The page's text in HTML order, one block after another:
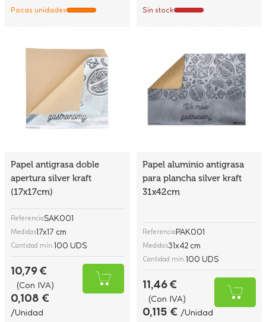
Pocas unidades Sin stock
Papel antigrasa doble
apertura silver kraft
(17x17cm)
ReferenciaSAK001
Medidas17x17 cm
Cantidad mín.100 UDS
10,79 €
(Con IVA)
0,108 €
/Unidad
Papel aluminio antigrasa
para plancha silver kraft
31x42cm
ReferenciaPAK001
Medidas31x42 cm
Cantidad mín.100 UDS
11,46 €
(Con IVA)
0,115 € /Unidad